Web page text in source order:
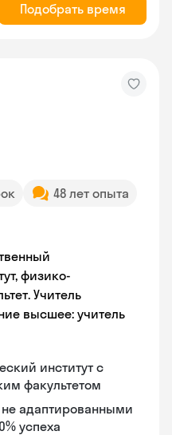
Подобрать время
48 лет опыта
физико-
Учитель
высшее: учитель
институт с
факультетом
не адаптированными
успеха